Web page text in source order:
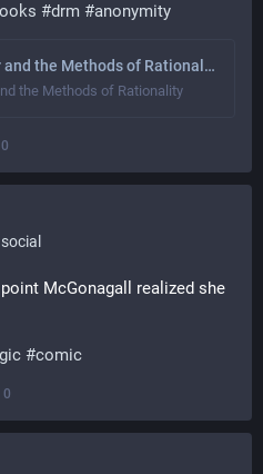
#drm #anonymity
Harry Potter and the Methods of Rationality | Petunia married a professor, and Harry grew up reading science and science fiction.
the Methods of Rationality
0
McGonagall realized she
#comic
0